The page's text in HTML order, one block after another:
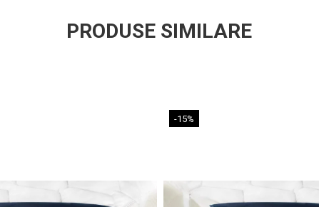
Rotiți
PRODUSE SIMILARE
-15%